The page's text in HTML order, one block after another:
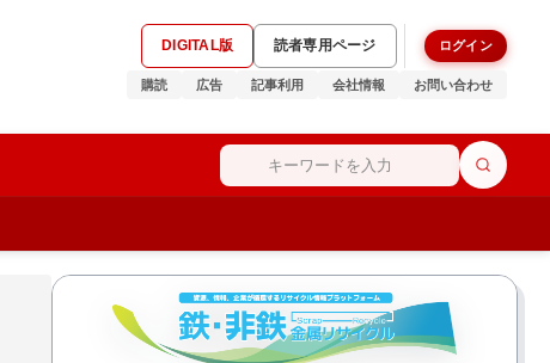
DIGITAL版 読者専用ページ ログイン
購読 広告 記事利用 会社情報 お問い合わせ